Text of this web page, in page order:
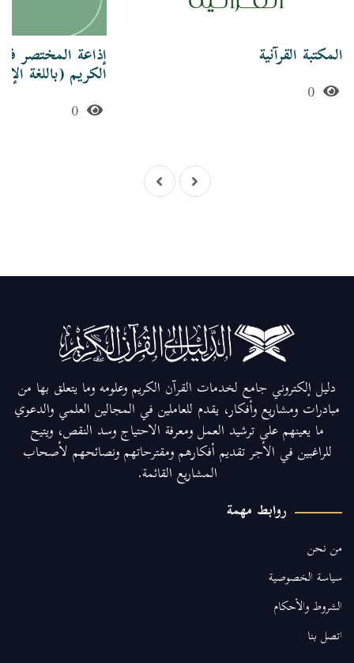
المكتبة القرآنية
0
إذاعة المختصر
الكريم (باللغة
دليل إلكتروني جامع لخدمات القرآن الكريم وعلومه وما يتعلق بها من
مبادرات ومشاريع وأفكار، يقدم للعاملين في المجالين العلمي والدعوي
ما يعينهم على ترشيد العمل ومعرفة الاحتياج وسد النقص، ويتيح
للراغبين في الأجر تقديم أفكارهم ومقترحاتهم ونصائحهم لأصحاب
المشاريع القائمة.
روابط مهمة
من نحن
سياسة الخصوصية
الشروط والأحكام
اتصل بنا